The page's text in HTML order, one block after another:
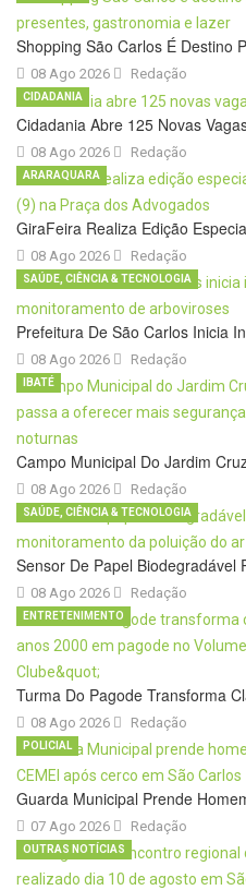
Shopping São Carlos É Destino
08 Ago 2026 Redação
Cidadania Abre 125 Novas
08 Ago 2026
CIDADANIA
Redação
GiraFeira Realiza Edição
08 Ago 2026
ARARAQUARA
Redação
Prefeitura De São Carlos Inicia
08 Ago 2026
SAÚDE, CIÊNCIA & TECNOLOGIA
Redação
Campo Municipal Do Jardim
08 Ago 2026
IBATÉ
Redação
Sensor De Papel
08 Ago 2026
SAÚDE, CIÊNCIA & TECNOLOGIA
Redação
Turma Do Pagode Transforma
08 Ago 2026
ENTRETENIMENTO
Redação
Guarda Municipal Prende
07 Ago 2026
POLICIAL
Redação
OUTRAS NOTÍCIAS